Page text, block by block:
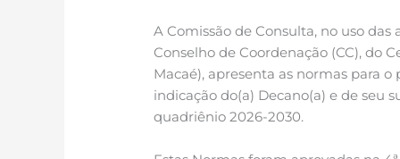
A Comissão de Consulta, no uso
Conselho de Coordenação (CC), do
Macaé), apresenta as normas para
indicação do(a) Decano(a) e de seu
quadriênio 2026-2030.